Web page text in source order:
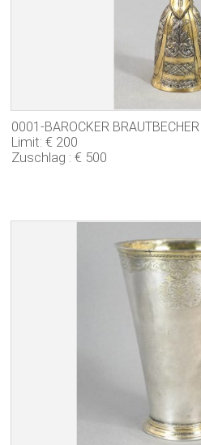
AUKTION 31
AUKTION 30
0001-BAROCKER BRAUTBECHER
Limit: € 200
Zuschlag : € 500